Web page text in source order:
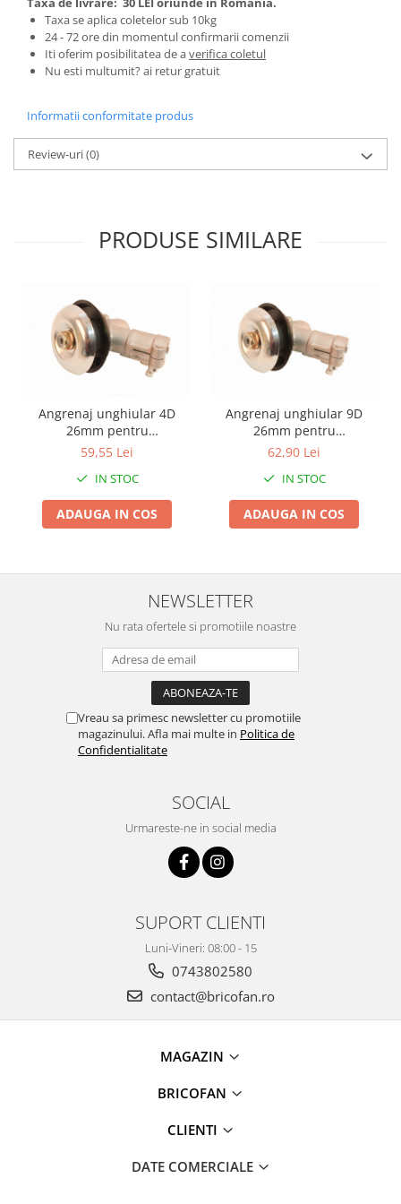
Tractoraș de tuns gazonul
Zootehnie
Incubatoare, oparitoare si
deplumatoare
Aparate de tuns animale
Piese si accesorii aparate de tuns
animale
Masini batut stalpi si accesorii
Mobilier gradina
Corturi, Prelate si plase de
umbrire
Zdrobitoare si teascuri
Zdrobitoare electrice
Zdrobitoare manuale
Articole antidaunatori gradina
Suflante si aspiratoare exterior
Unelte manuale de gradina -
Stropitori
Folie si plase pt plante
Masini de maturat manuale
Aragaze, plite, piese butelii de
Pirostrii si accesorii pentru gatit
Iluminat & electrice
Taxa se aplica coletelor sub 10kg
24 - 72 ore din momentul confirmarii comenzii
Iti oferim posibilitatea de averifica coletul
Nu esti multumit? ai retur gratuit
Informatii conformitate produs
Review-uri(0)
PRODUSE SIMILARE
Angrenaj unghiular 4D
26mm pentru
motocositoare
59,55 Lei
IN STOC
ADAUGA IN COS
Angrenaj unghiular 9D
26mm pentru
motocositoare
62,90 Lei
IN STOC
ADAUGA IN COS
NEWSLETTER
Nu rata ofertele si promotiile noastre
Vreau sa primesc newsletter cu promotiile
magazinului. Afla mai multe in Politica de
Confidentialitate
SOCIAL
Urmareste-ne in social media
SUPORT CLIENTI
Luni-Vineri: 08:00 - 15
0743802580
contact@bricofan.ro
MAGAZIN
BRICOFAN
CLIENTI
DATE COMERCIALE